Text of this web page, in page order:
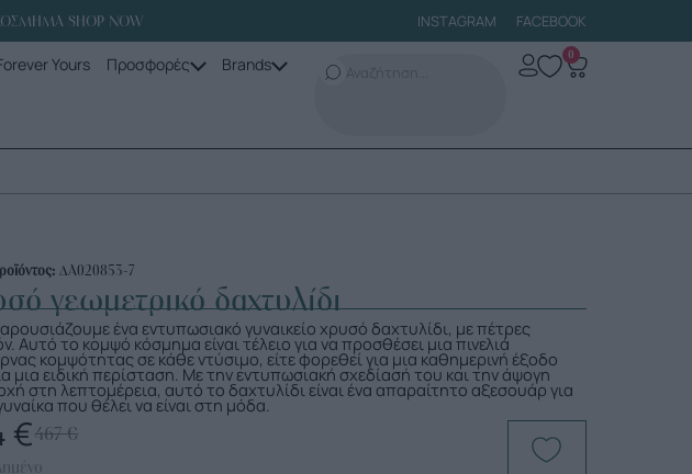
SHOP NOW INSTAGRAM FACEBOOK
Yours Προσφορές Brands 0
ΔΑ020853-7
γεωμετρικό δαχτυλίδι
ένα εντυπωσιακό γυναικείο χρυσό δαχτυλίδι, με πέτρες
Αυτό το κομψό κόσμημα είναι τέλειο για να προσθέσει μια πινελιά
κομψότητας σε κάθε ντύσιμο, είτε φορεθεί για μια καθημερινή έξοδο
μια ειδική περίσταση. Με την εντυπωσιακή σχεδίασή του και την άψογη
στη λεπτομέρεια, αυτό το δαχτυλίδι είναι ένα απαραίτητο αξεσουάρ για
που θέλει να είναι στη μόδα.
467€
€